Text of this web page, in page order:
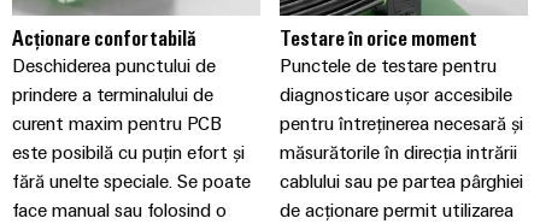
Acționare confortabilă
Deschiderea punctului de
prindere a terminalului de
curent maxim pentru PCB
este posibilă cu puțin efort și
fără unelte speciale. Se poate
face manual sau folosind o
Testare în orice moment
Punctele de testare pentru
diagnosticare ușor accesibile
pentru întreținerea necesară și
măsurătorile în direcția intrării
cablului sau pe partea pârghiei
de acționare permit utilizarea